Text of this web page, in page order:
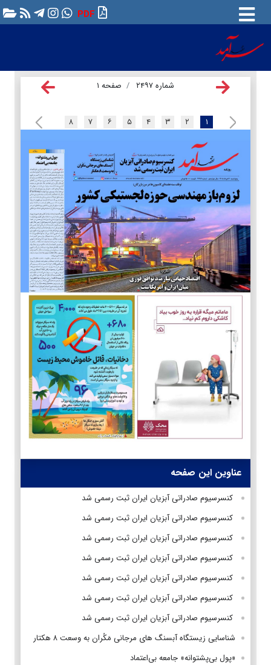
PDF
شماره ۲۴۹۷ صفحه ۱
۱ ۲ ۳ ۴ ۵ ۶ ۷ ۸
عناوین این صفحه
کنسرسیوم صادراتی آبزیان ایران ثبت رسمی شد
کنسرسیوم صادراتی آبزیان ایران ثبت رسمی شد
کنسرسیوم صادراتی آبزیان ایران ثبت رسمی شد
کنسرسیوم صادراتی آبزیان ایران ثبت رسمی شد
کنسرسیوم صادراتی آبزیان ایران ثبت رسمی شد
کنسرسیوم صادراتی آبزیان ایران ثبت رسمی شد
کنسرسیوم صادراتی آبزیان ایران ثبت رسمی شد
شناسایی زیستگاه آبسنگ های مرجانی مَکُران به وسعت ۸ هکتار
«پول بی‌پشتوانه» جامعه بی‌اعتماد